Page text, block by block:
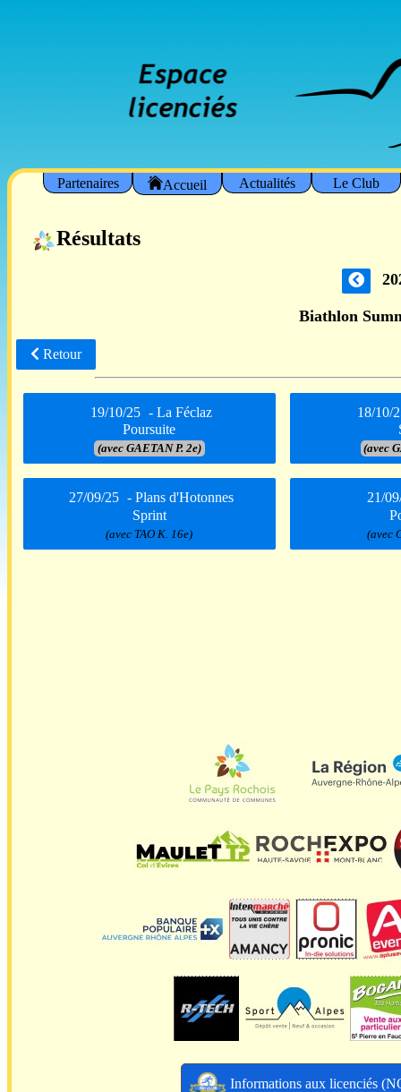
Partenaires Accueil Actualités Le Club
Résultats
Biathlon
Retour
19/10/25 - La Féclaz
Poursuite
(avec GAETAN P. 2e)
18/10/
(avec
27/09/25 - Plans d'Hotonnes
Sprint
(avec TAO K. 16e)
21/
(avec
Informations aux licenciés